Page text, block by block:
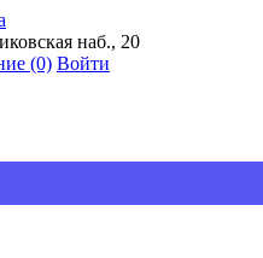
наб., 20
(0) Войти